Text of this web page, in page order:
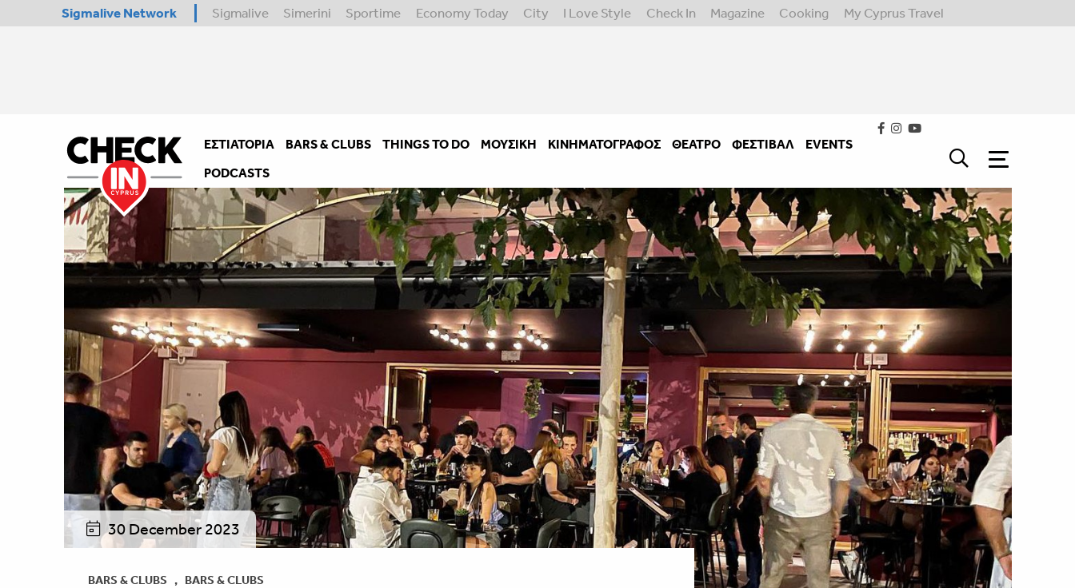
Sigmalive Network Sigmalive Simerini Sportime Economy Today City I Love Style Check In Magazine Cooking My Cyprus Travel
ΕΣΤΙΑΤΌΡΙΑ BARS & CLUBS THINGS TO DO ΜΟΥΣΙΚΉ ΚΙΝΗΜΑΤΟΓΡΆΦΟΣ ΘΈΑΤΡΟ ΦΕΣΤΙΒΑΛ
EVENTS
PODCASTS
30 December 2023
BARS & CLUBS , BARS & CLUBS